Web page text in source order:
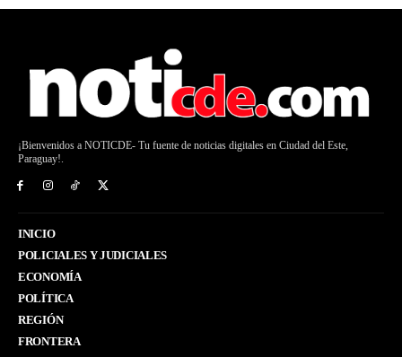
¡Bienvenidos a NOTICDE- Tu fuente de noticias digitales en Ciudad del Este,
Paraguay!.
INICIO
POLICIALES Y JUDICIALES
ECONOMÍA
POLÍTICA
REGIÓN
FRONTERA